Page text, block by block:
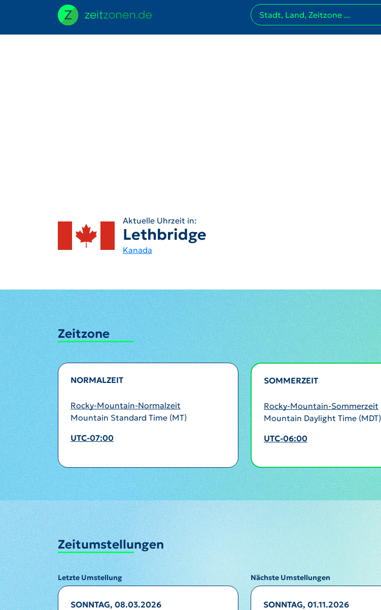
Aktuelle Uhrzeit in:
Lethbridge
Kanada
Zeitzone
NORMALZEIT
Rocky-Mountain-Normalzeit
Mountain Standard Time (MT)
UTC-07:00
SOMMERZEIT
Rocky-Mountain-Sommerzeit
Mountain Daylight Time (MDT)
UTC-06:00
Zeitumstellungen
Letzte Umstellung Nächste Umstellungen
SONNTAG, 08.03.2026 SONNTAG, 01.11.2026